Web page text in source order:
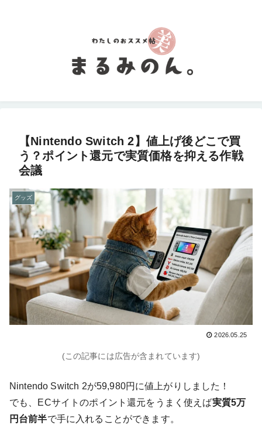
【Nintendo Switch 2】値上げ後どこで買
う？ポイント還元で実質価格を抑える作戦
会議
グッズ
2026.05.25
(この記事には広告が含まれています)
Nintendo Switch 2が59,980円に値上がりしました！
でも、ECサイトのポイント還元をうまく使えば実質5万
円台前半で手に入れることができます。